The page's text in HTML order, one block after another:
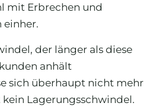
mit Erbrechen und
einher.
der länger als diese
anhält
sich überhaupt nicht mehr
Lagerungsschwindel.